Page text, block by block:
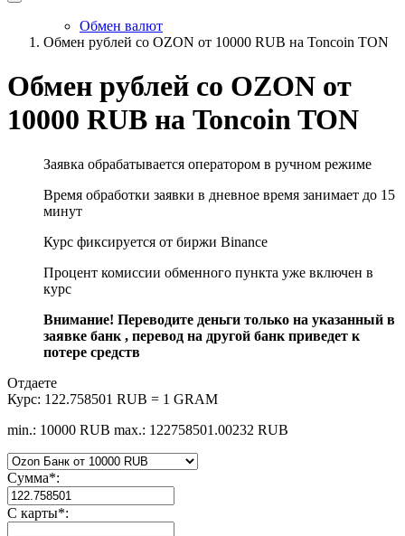
Обмен валют
Обмен рублей со OZON от 10000 RUB на Toncoin TON
Обмен рублей со OZON от
10000 RUB на Toncoin TON
Заявка обрабатывается оператором в ручном режиме
Время обработки заявки в дневное время занимает до 15
минут
Курс фиксируется от биржи Binance
Процент комиссии обменного пункта уже включен в
курс
Внимание! Переводите деньги только на указанный в
заявке банк , перевод на другой банк приведет к
потере средств
Отдаете
Курс: 122.758501 RUB = 1 GRAM
min.: 10000 RUB max.: 122758501.00232 RUB
Сумма*:
С карты*: